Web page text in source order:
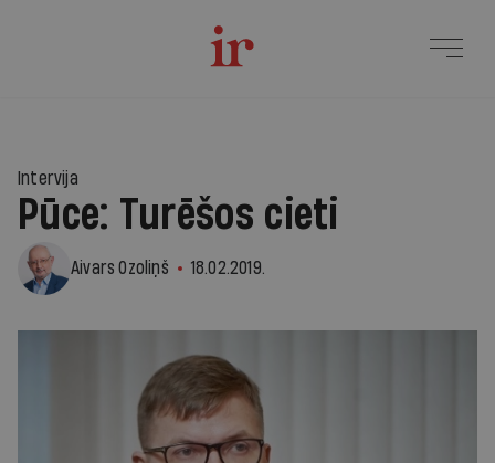
Intervija
Pūce: Turēšos cieti
Aivars Ozoliņš 18.02.2019.